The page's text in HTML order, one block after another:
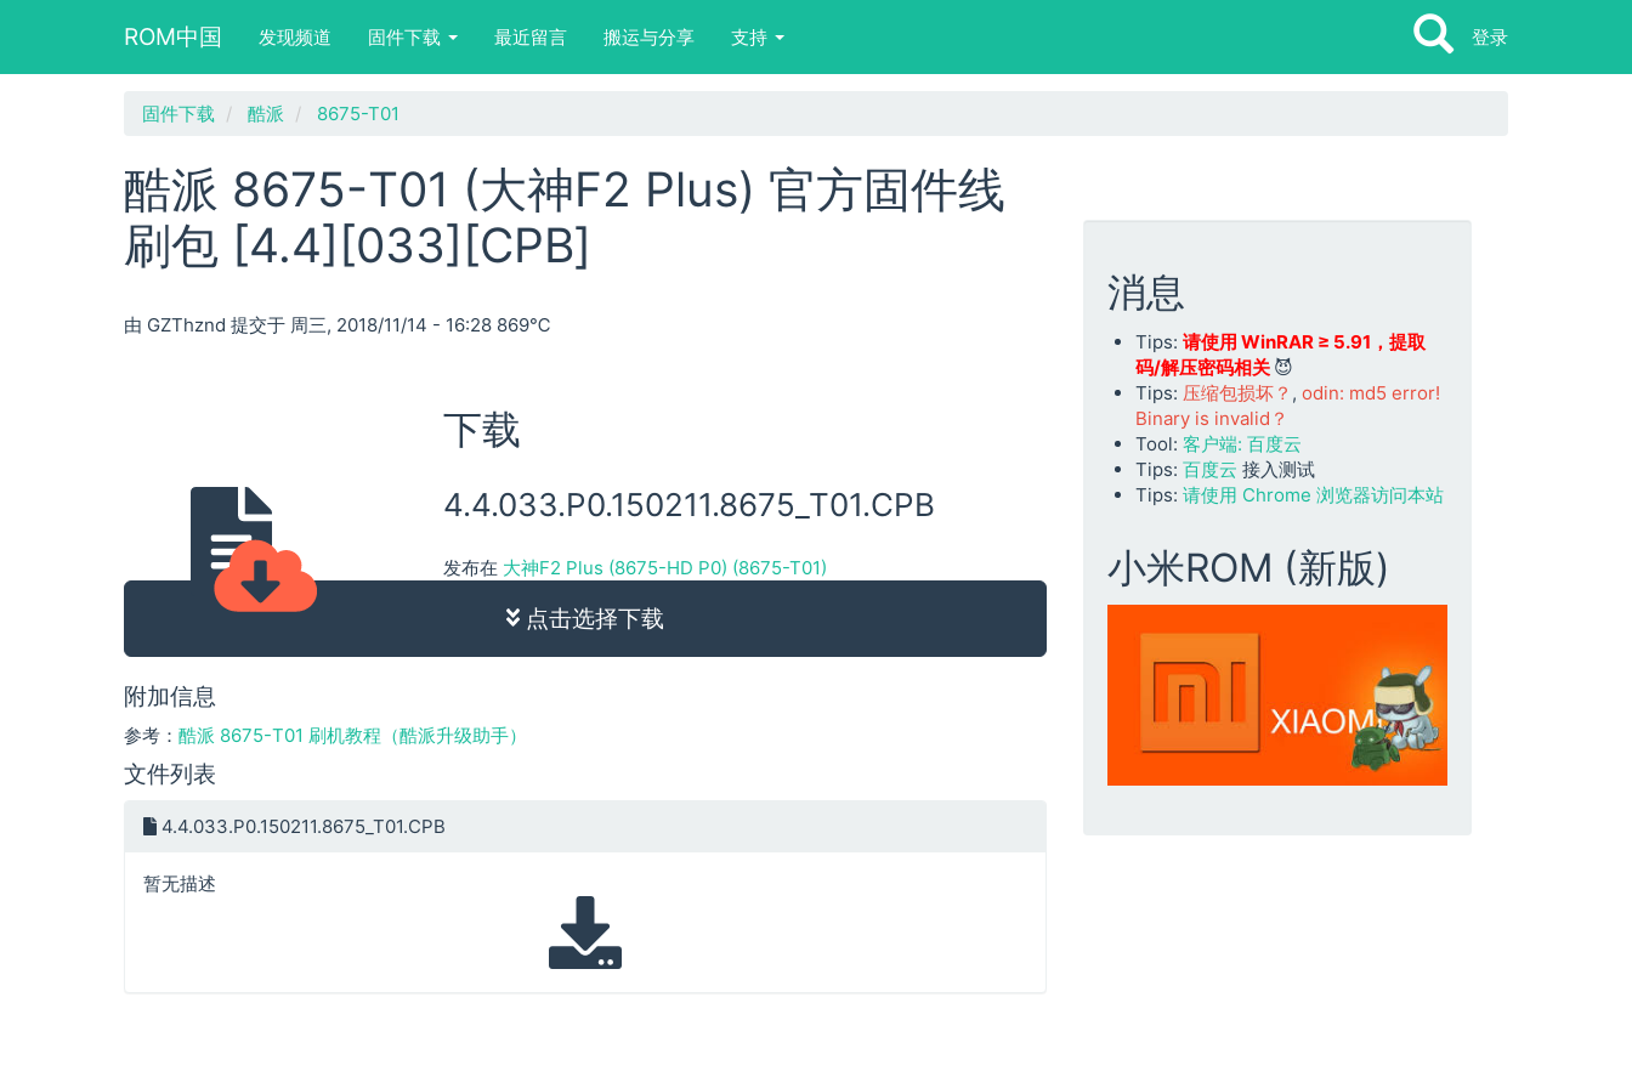
ROM中国
Main
navigation
发现频道 固件下载 最近留言 搬运与分享 支持
User
account
menu
登录
Search
form
block
Search
Search
固件下载 酷派 8675-T01
酷派 8675-T01 (大神F2 Plus) 官方固件线
刷包 [4.4][033][CPB]
由 GZThznd 提交于 周三, 2018/11/14 - 16:28 869℃
下载
4.4.033.P0.150211.8675_T01.CPB
发布在 大神F2 Plus (8675-HD P0) (8675-T01)
点击选择下载
附加信息
参考： 酷派 8675-T01 刷机教程（酷派升级助手）
文件列表
4.4.033.P0.150211.8675_T01.CPB
暂无描述
消息
Tips: 请使用 WinRAR ≥ 5.91，提取
码/解压密码相关 😈
Tips: 压缩包损坏？ , odin: md5 error!
Binary is invalid？
Tool: 客户端: 百度云
Tips: 百度云 接入测试
Tips: 请使用 Chrome 浏览器访问本站
小米ROM (新版)